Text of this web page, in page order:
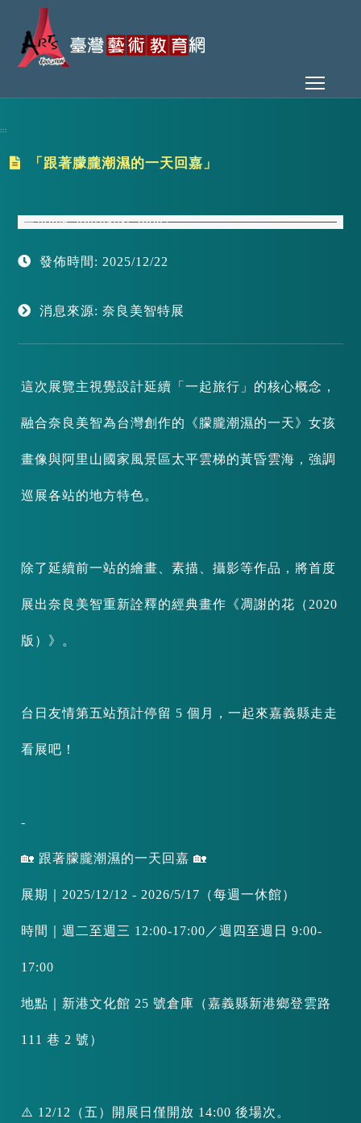
:::
「跟著朦朧潮濕的一天回嘉」
發佈時間: 2025/12/22
消息來源: 奈良美智特展
這次展覽主視覺設計延續「一起旅行」的核心概念，
融合奈良美智為台灣創作的《朦朧潮濕的一天》女孩
畫像與阿里山國家風景區太平雲梯的黃昏雲海，強調
巡展各站的地方特色。
除了延續前一站的繪畫、素描、攝影等作品，將首度
展出奈良美智重新詮釋的經典畫作《凋謝的花（2020
版）》。
台日友情第五站預計停留 5 個月，一起來嘉義縣走走
看展吧！
​-
🏡 跟著朦朧潮濕的一天回嘉 🏡
展期｜2025/12/12 - 2026/5/17（每週一休館）
時間｜週二至週三 12:00-17:00／週四至週日 9:00-
17:00
地點｜新港文化館 25 號倉庫（嘉義縣新港鄉登雲路
111 巷 2 號）
⚠️ 12/12（五）開展日僅開放 14:00 後場次。